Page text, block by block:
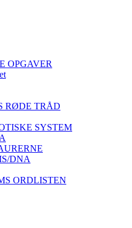
OPGAVER
RØDE TRÅD
SYSTEM
DNA
ORDLISTEN